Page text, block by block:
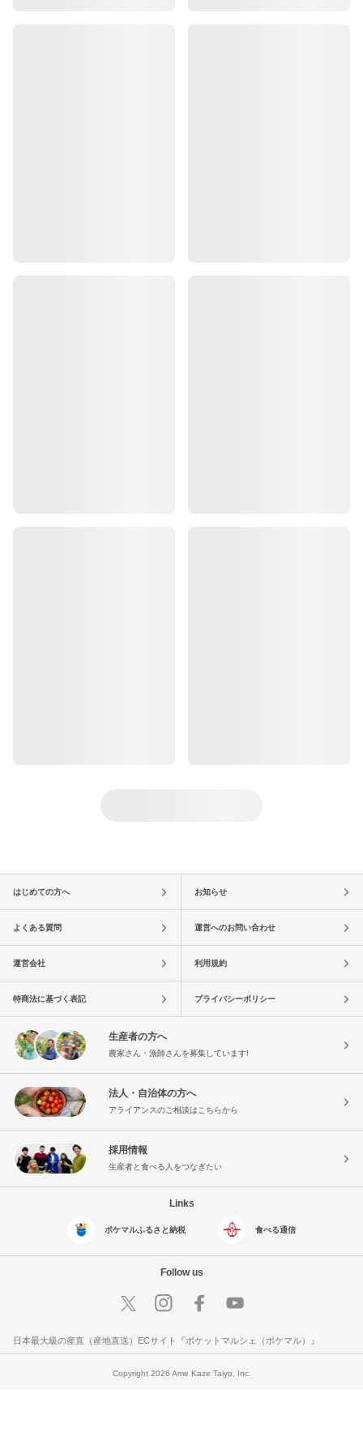
はじめての方へ お知らせ
よくある質問 運営へのお問い合わせ
運営会社 利用規約
特商法に基づく表記 プライバシーポリシー
生産者の方へ
農家さん・漁師さんを募集しています!
法人・自治体の方へ
アライアンスのご相談はこちらから
採用情報
生産者と食べる人をつなぎたい
Links
ポケマルふるさと納税 食べる通信
Follow us
日本最大級の産直（産地直送）ECサイト『ポケットマルシェ（ポケマル）』
Copyright 2026 Ame Kaze Taiyo, Inc.